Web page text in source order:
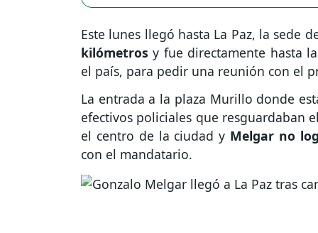
Este lunes llegó hasta La Paz, la sede
kilómetros y fue directamente hasta
el país, para pedir una reunión con el
La entrada a la plaza Murillo donde
efectivos policiales que resguardaban
el centro de la ciudad y Melgar no
con el mandatario.